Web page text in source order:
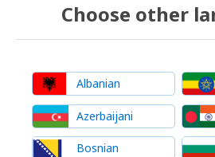
Choose other
Albanian
Azerbaijani
Bosnian